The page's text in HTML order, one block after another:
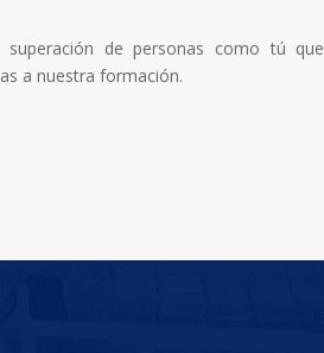
superación de personas como tú que
a nuestra formación.